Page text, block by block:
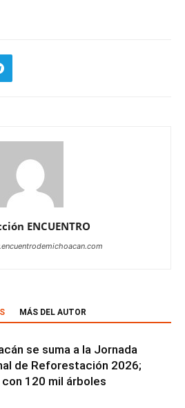
ENCUENTRO
MÁS DEL AUTOR
se suma a la Jornada
de Reforestación 2026;
con 120 mil árboles